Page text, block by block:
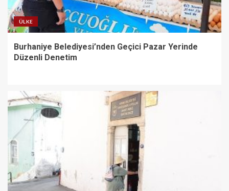
ÜLKE
Burhaniye Belediyesi’nden Geçici Pazar Yerinde
Düzenli Denetim